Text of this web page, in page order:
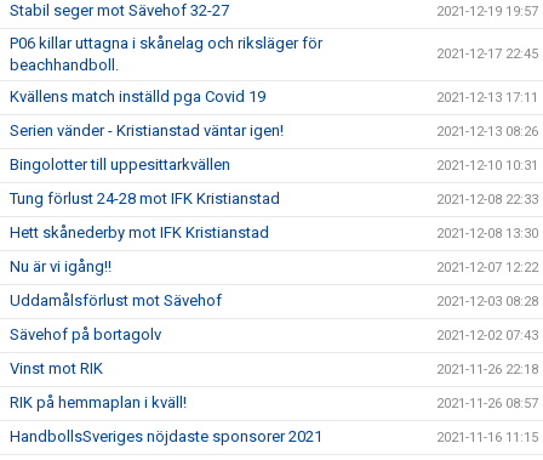
Stabil seger mot Sävehof 32-27 2021-12-19 19:57
P06 killar uttagna i skånelag och riksläger för
beachhandboll.
2021-12-17 22:45
Kvällens match inställd pga Covid 19 2021-12-13 17:11
Serien vänder - Kristianstad väntar igen! 2021-12-13 08:26
Bingolotter till uppesittarkvällen 2021-12-10 10:31
Tung förlust 24-28 mot IFK Kristianstad 2021-12-08 22:33
Hett skånederby mot IFK Kristianstad 2021-12-08 13:30
Nu är vi igång!! 2021-12-07 12:22
Uddamålsförlust mot Sävehof 2021-12-03 08:28
Sävehof på bortagolv 2021-12-02 07:43
Vinst mot RIK 2021-11-26 22:18
RIK på hemmaplan i kväll! 2021-11-26 08:57
HandbollsSveriges nöjdaste sponsorer 2021 2021-11-16 11:15